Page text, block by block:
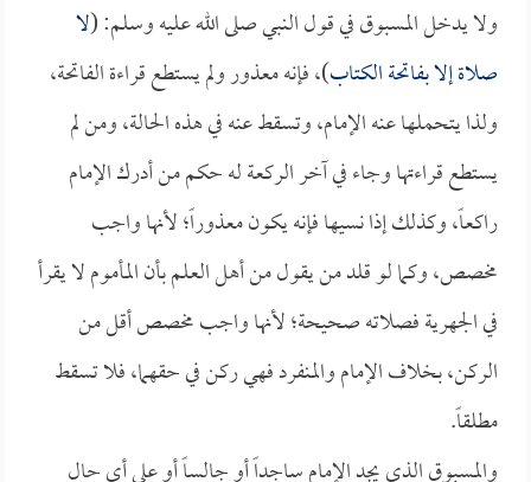
ولا يدخل المسبوق في قول النبي صلى الله عليه وسلم: (لا
صلاة إلا بفاتحة الكتاب)، فإنه معذور ولم يستطع قراءة الفاتحة،
ولذا يتحملها عنه الإمام، وتسقط عنه في هذه الحالة، ومن لم
يستطع قراءتها وجاء في آخر الركعة له حكم من أدرك الإمام
راكعاً، وكذلك إذا نسيها فإنه يكون معذوراً؛ لأنها واجب
مخصص، وكما لو قلد من يقول من أهل العلم بأن المأموم لا يقرأ
في الجهرية فصلاته صحيحة؛ لأنها واجب مخصص أقل من
الركن، بخلاف الإمام والمنفرد فهي ركن في حقهما، فلا تسقط
مطلقاً.